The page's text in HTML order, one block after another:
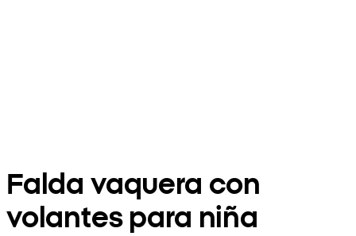
Falda vaquera con
volantes para niña